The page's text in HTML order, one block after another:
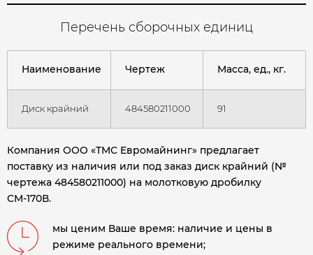
Перечень сборочных единиц
Наименование Чертеж Масса, ед., кг.
Диск крайний 484580211000 91
Компания ООО «ТМС Евромайнинг» предлагает
поставку из наличия или под заказ диск крайний (№
чертежа 484580211000) на молотковую дробилку
СМ-170В.
мы ценим Ваше время: наличие и цены в
режиме реального времени;